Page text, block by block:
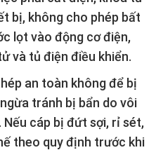
bị, không cho phép bất
lọt vào động cơ điện,
và tủ điện điều khiển.
an toàn không để bị
tránh bị bẩn do vôi
cáp bị đứt sợi, rỉ sét,
theo quy định trước khi